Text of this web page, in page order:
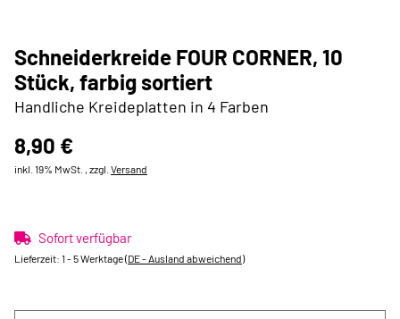
Schneiderkreide FOUR CORNER, 10
Stück, farbig sortiert
Handliche Kreideplatten in 4 Farben
8,90 €
inkl. 19% MwSt. , zzgl. Versand
Sofort verfügbar
Lieferzeit: 1 - 5 Werktage(DE - Ausland abweichend)